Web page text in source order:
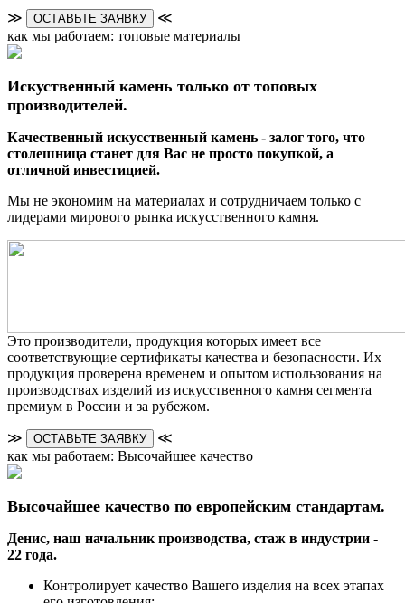
≫ ОСТАВЬТЕ ЗАЯВКУ
≪
как мы работаем: топовые материалы
Искуственный камень только от топовых
производителей.
Качественный искусственный камень - залог того, что
столешница станет для Вас не просто покупкой, а
отличной инвестицией.
Мы не экономим на материалах и сотрудничаем только с
лидерами мирового рынка искусственного камня.
Это производители, продукция которых имеет все
соответствующие сертификаты качества и безопасности. Их
продукция проверена временем и опытом использования на
производствах изделий из искусственного камня сегмента
премиум в России и за рубежом.
≫ ОСТАВЬТЕ ЗАЯВКУ
≪
как мы работаем: Высочайшее качество
Высочайшее качество по европейским стандартам.
Денис, наш начальник производства, стаж в индустрии -
22 года.
Контролирует качество Вашего изделия на всех этапах